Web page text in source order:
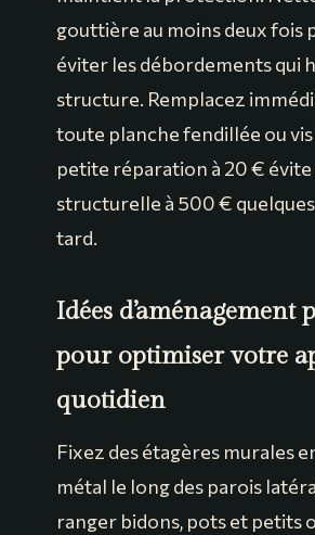
gouttière au moins deux fois
éviter les débordements qui
structure. Remplacez
toute planche fendillée ou
petite réparation à 20 €
structurelle à 500 €
tard.
Idées d’aménagement
pour optimiser votre
quotidien
Fixez des étagères murales
métal le long des parois
ranger bidons, pots et petits